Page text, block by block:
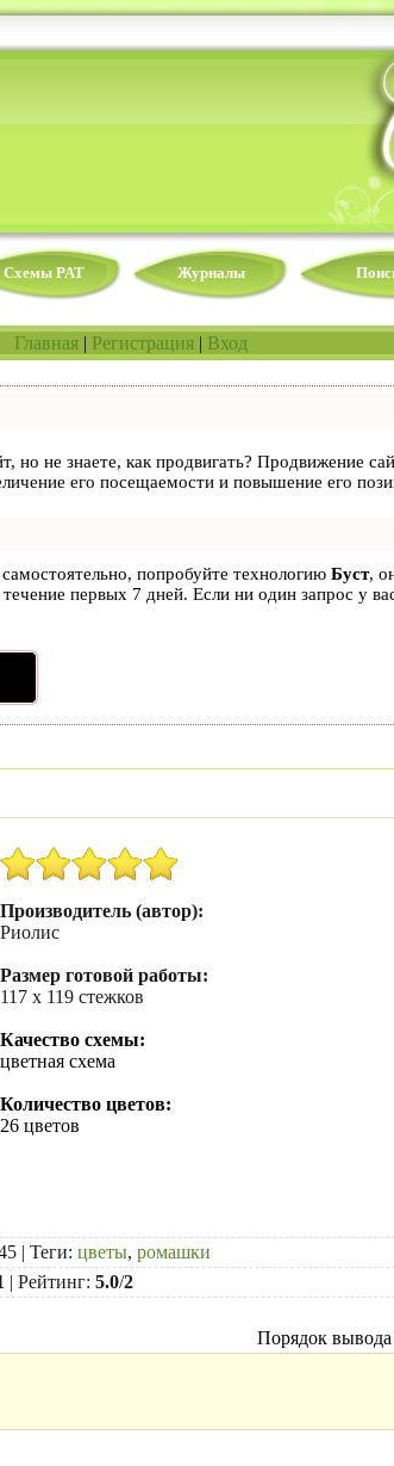
Схемы PAT Журналы
Главная | Регистрация | Вход
но не знаете, как продвигать? Продвижение
его посещаемости и повышение его
попробуйте технологию Буст,
первых 7 дней. Если ни один запрос у
Производитель (автор):
Риолис
Размер готовой работы:
117 х 119 стежков
Качество схемы:
цветная схема
Количество цветов:
26 цветов
| Теги: цветы, ромашки
| Рейтинг: 5.0/2
Порядок